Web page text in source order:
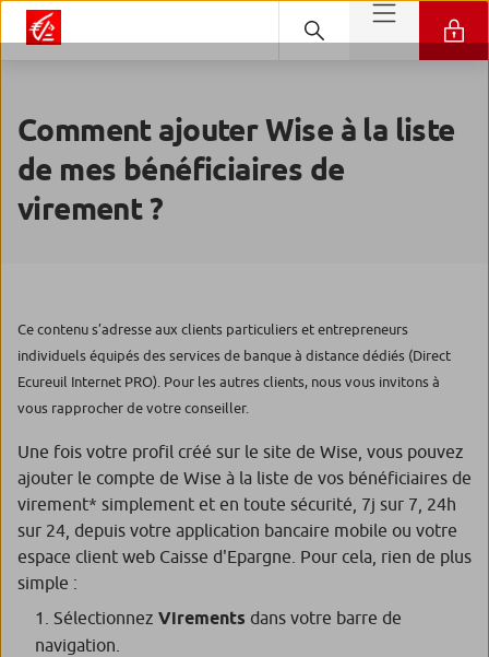
Comment ajouter Wise à la liste
de mes bénéficiaires de
virement ?
Ce contenu s’adresse aux clients particuliers et entrepreneurs
individuels équipés des services de banque à distance dédiés (Direct
Ecureuil Internet PRO). Pour les autres clients, nous vous invitons à
vous rapprocher de votre conseiller.
Une fois votre profil créé sur le site de Wise, vous pouvez
ajouter le compte de Wise à la liste de vos bénéficiaires de
virement* simplement et en toute sécurité, 7j sur 7, 24h
sur 24, depuis votre application bancaire mobile ou votre
espace client web Caisse d'Epargne. Pour cela, rien de plus
simple :
Sélectionnez Virements dans votre barre de
navigation.